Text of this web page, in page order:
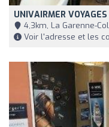
UNIVAIRMER
4,3km, La Garenne-
Voir l'adresse et les